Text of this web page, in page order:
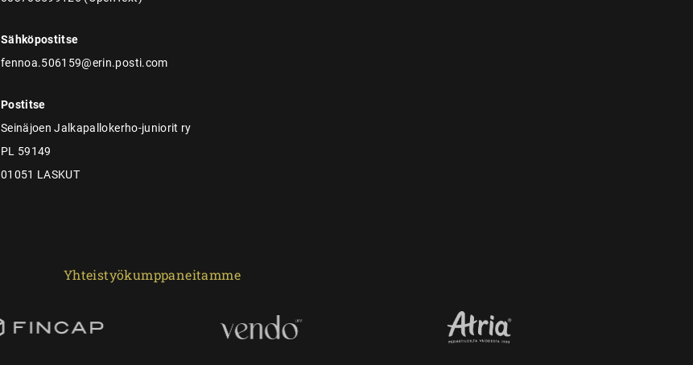
Sähköpostitse
fennoa.506159@erin.posti.com
Postitse
Seinäjoen Jalkapallokerho-juniorit ry
PL 59149
01051 LASKUT
Yhteistyökumppaneitamme